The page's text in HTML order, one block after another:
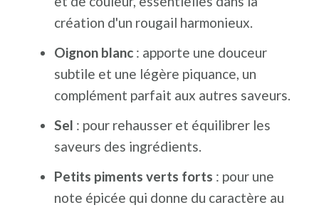
Sa composition est un savant mélange
d'ingrédients sélectionnés pour leur
qualité : de l'huile de palme, un soupçon
desel, une touche desucre, et bien sûr,
l'ingrédient principal, desarachides
soigneusement choisies.
Chaque élément contribue à la texture
création d'un rougail harmonieux.
Oignon blanc : apporte une douceur
subtile et une légère piquance, un
complément parfait aux autres saveurs.
Sel : pour rehausser et équilibrer les
saveurs des ingrédients.
Petits piments verts forts : pour une
note épicée qui donne du caractère au